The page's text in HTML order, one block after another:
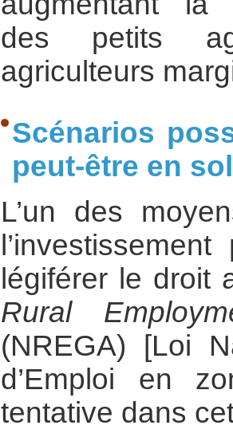
des petits
agriculteurs
Scénarios
peut-être en
L’un des
légiférer le droit
Rural
(NREGA) [Loi
d’Emploi en
tentative dans